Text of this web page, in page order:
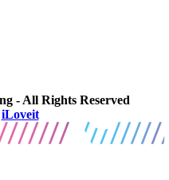
- All Rights Reserved
iLoveit